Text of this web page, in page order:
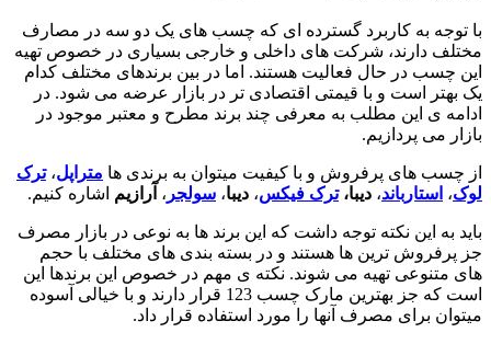
با توجه به کاربرد گسترده ای که چسب های یک دو سه در مصارف
مختلف دارند، شرکت های داخلی و خارجی بسیاری در خصوص تهیه
این چسب در حال فعالیت هستند. اما در بین برندهای مختلف کدام
یک بهتر است و با قیمتی اقتصادی تر در بازار عرضه می شود. در
ادامه ی این مطلب به معرفی چند برند مطرح و معتبر موجود در
بازار می پردازیم.
از چسب های پرفروش و با کیفیت میتوان به برندی ها متراپل،ترک
لوک، استارباند، دیبا، ترک فیکس، دیبا، سولجر ، آرازیم اشاره کنیم.
باید به این نکته توجه داشت که این برند ها به نوعی در بازار مصرف
جز پرفروش ترین ها هستند و در بسته بندی های مختلف با حجم
های متنوعی تهیه می شوند. نکته ی مهم در خصوص این برندها این
است که جز بهترین مارک چسب 123 قرار دارند و با خیالی آسوده
میتوان برای مصرف آنها را مورد استفاده قرار داد.